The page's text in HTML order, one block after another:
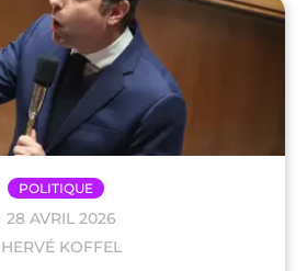
POLITIQUE
28 AVRIL 2026
HERVÉ KOFFEL